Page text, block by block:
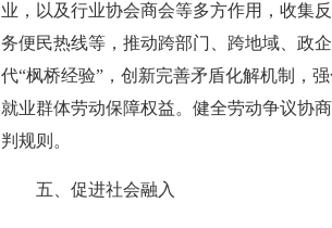
业，以及行业协会商会等多方作用，收集
务便民热线等，推动跨部门、跨地域、政
代“枫桥经验”，创新完善矛盾化解机制，
就业群体劳动保障权益。健全劳动争议协
判规则。
五、促进社会融入